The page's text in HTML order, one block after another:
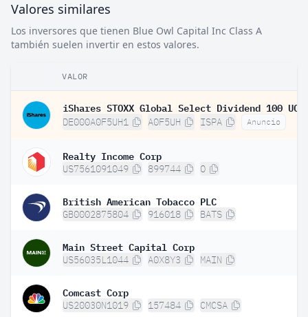
Valores similares
Los inversores que tienen Blue Owl Capital Inc Class A
también suelen invertir en estos valores.
VALOR
DE000A0F5UH1 A0F5UH ISPA Anuncio
Realty Income Corp
US7561091049 899744 O
British American Tobacco PLC
GB0002875804 916018 BATS
Main Street Capital Corp
US56035L1044 A0X8Y3 MAIN
Comcast Corp
US20030N1019 157484 CMCSA